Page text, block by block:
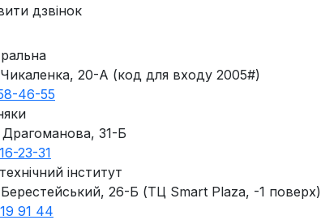
дзвінок
20-А (код для входу 2005#)
46-55
31-Б
23-31
інститут
26-Б (ТЦ Smart Plaza, -1 поверх)
91 44